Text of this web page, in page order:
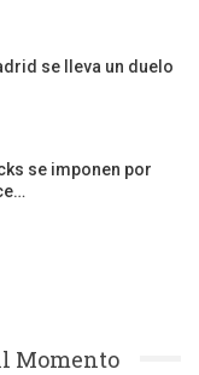
se lleva un duelo
se imponen por
Momento